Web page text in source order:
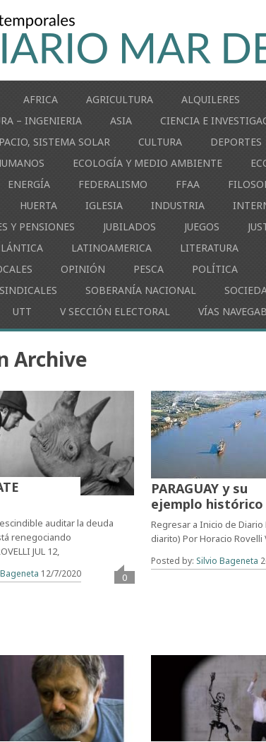
AFRICA AGRICULTURA ALQUILERES
– INGENIERIA
ASIA CIENCIA E
SISTEMA SOLAR
CULTURA DEPORTES
ECOLOGÍA Y MEDIO AMBIENTE
ENERGÍA FEDERALISMO FFAA
HUERTA IGLESIA INDUSTRIA
Y PENSIONES
JUBILADOS JUEGOS
LATINOAMERICA LITERATURA
OPINIÓN PESCA POLÍTICA
SINDICALES SOBERANÍA NACIONAL
UTT V SECCIÓN ELECTORAL VÍAS
Archive
auditar la deuda
renegociando
JUL 12,
12/7/2020 0
PARAGUAY y su
ejemplo histórico
Regresar a Inicio de Diario
diarito) Por Horacio Rovelli
Posted by: Silvio Bageneta